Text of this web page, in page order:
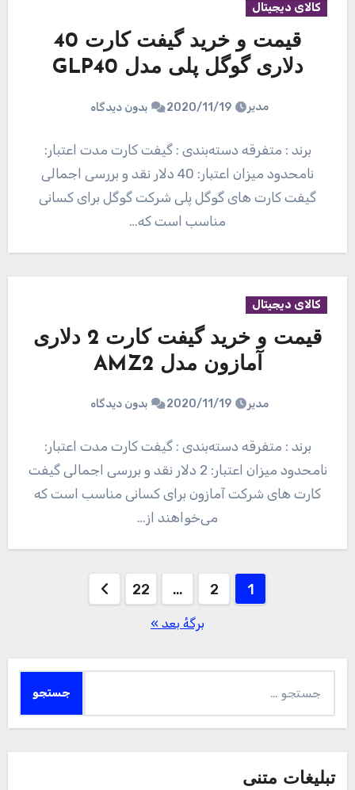
کالای دیجیتال
قیمت و خرید گیفت کارت 40
دلاری گوگل پلی مدل GLP40
مدیر 2020/11/19 بدون دیدگاه
برند : متفرقه دسته‌بندی : گیفت کارت مدت اعتبار:
نامحدود میزان اعتبار: 40 دلار نقد و بررسی اجمالی
گیفت کارت های گوگل پلی شرکت گوگل برای کسانی
مناسب است که…
کالای دیجیتال
قیمت و خرید گیفت کارت 2 دلاری
آمازون مدل AMZ2
مدیر 2020/11/19 بدون دیدگاه
برند : متفرقه دسته‌بندی : گیفت کارت مدت اعتبار:
نامحدود میزان اعتبار: 2 دلار نقد و بررسی اجمالی گیفت
کارت های شرکت آمازون برای کسانی مناسب است که
می‌خواهند از…
صفحه‌بندی
1
2
…
22
برگهٔ بعد »
برای:
تبلیغات متنی